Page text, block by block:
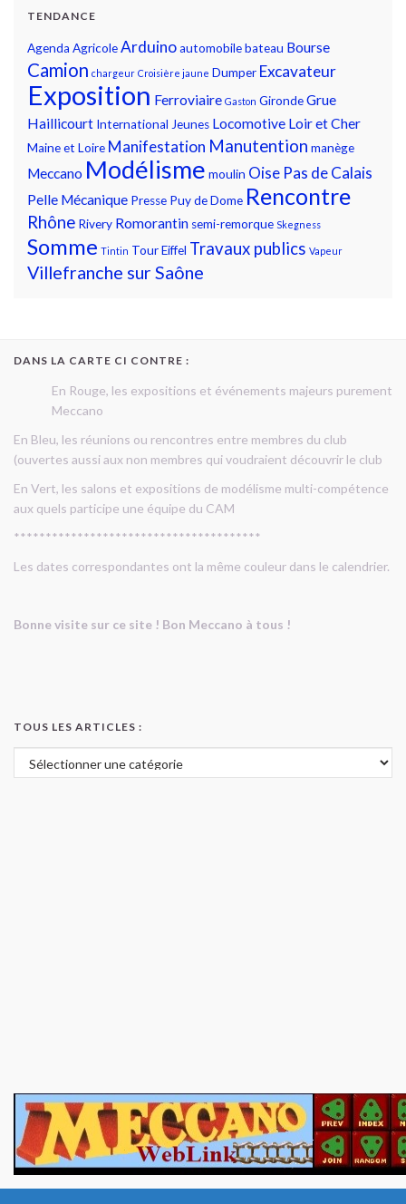
TENDANCE
Agenda AgricoleArduinoautomobilebateau Bourse
Camion chargeur Croisière jaune Dumper Excavateur
Exposition Ferroviaire Gaston GirondeGrue
Haillicourt International Jeunes Locomotive Loir et Cher
Maine et Loire Manifestation Manutention manège
Meccano Modélisme moulin Oise Pas de Calais
Pelle Mécanique Presse Puy de Dome Rencontre
Rhône Rivery Romorantin semi-remorque Skegness
Somme Tintin Tour Eiffel Travaux publics Vapeur
Villefranche sur Saône
DANS LA CARTE CI CONTRE :
En Rouge, les expositions et événements majeurs purement
Meccano
En Bleu, les réunions ou rencontres entre membres du club
(ouvertes aussi aux non membres qui voudraient découvrir le club
En Vert, les salons et expositions de modélisme multi-compétence
aux quels participe une équipe du CAM
***************************************
Les dates correspondantes ont la même couleur dans le calendrier.
Bonne visite sur ce site ! Bon Meccano à tous !
TOUS LES ARTICLES :
Tous les articles :